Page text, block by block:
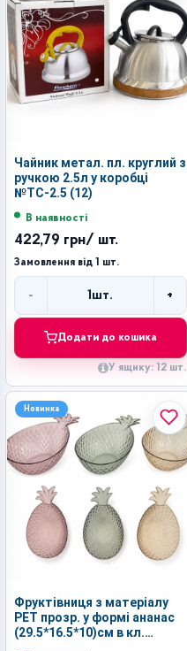
Чайник метал. пл. круглий з
ручкою 2.5л у коробці
№ТС-2.5 (12)
В наявності
422,79 грн/ шт.
Замовлення від 1 шт.
- 1шт. +
Додати до кошика
У ящику: 12 шт.
Новинка
Фруктівниця з матеріалу
РЕТ прозр. у формі ананас
(29.5*16.5*10)см в кл.